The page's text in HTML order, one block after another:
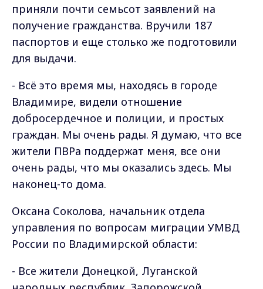
приняли почти семьсот заявлений на
получение гражданства. Вручили 187
паспортов и еще столько же подготовили
для выдачи.
- Всё это время мы, находясь в городе
Владимире, видели отношение
добросердечное и полиции, и простых
граждан. Мы очень рады. Я думаю, что все
жители ПВРа поддержат меня, все они
очень рады, что мы оказались здесь. Мы
наконец-то дома.
Оксана Соколова, начальник отдела
управления по вопросам миграции УМВД
России по Владимирской области:
- Все жители Донецкой, Луганской